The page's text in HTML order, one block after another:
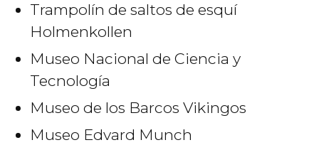
Trampolín de saltos de esquí
Holmenkollen
Museo Nacional de Ciencia y
Tecnología
Museo de los Barcos Vikingos
Museo Edvard Munch